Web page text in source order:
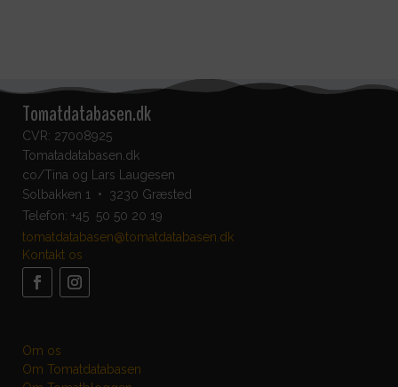
Tomatdatabasen.dk
CVR: 27008925
Tomatadatabasen.dk
co/Tina og Lars Laugesen
Solbakken 1 • 3230 Græsted
Telefon: +45 50 50 20 19
tomatdatabasen@tomatdatabasen.dk
Kontakt os
Om os
Om Tomatdatabasen